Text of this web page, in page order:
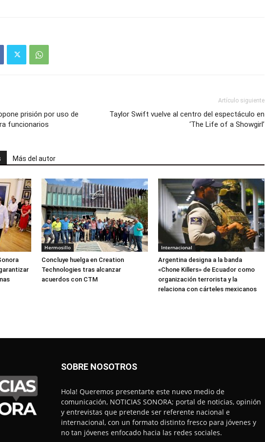
prisión por uso de
funcionarios
Artículo siguiente
Taylor Swift vuelve al centro del espectáculo en
‘The Life of a Showgirl’
Más del autor
Hermosillo
Concluye huelga en Creation
Technologies tras alcanzar
acuerdos con CTM
Internacional
Argentina designa a la banda
«Chone Killers» de Ecuador como
organización terrorista y la
relaciona con cárteles mexicanos
SOBRE NOSOTROS
Hola! Queremos presentarte este nuevo medio de
comunicación, NOTICIAS SONORA; portal de noticias, opinión
y entrevistas que pretende ser referente nacional e
internacional, con un formato distinto fresco para jóvenes y
no tan jóvenes enfocado hacia las redes sociales.